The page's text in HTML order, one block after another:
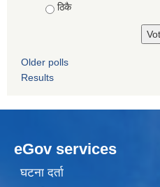
ठिकै
Older polls
Results
eGov services
घटना दर्ता